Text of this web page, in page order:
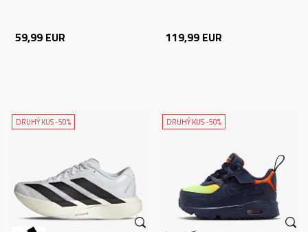
59,99 EUR 119,99 EUR
DRUHÝ KUS -50% DRUHÝ KUS -50%